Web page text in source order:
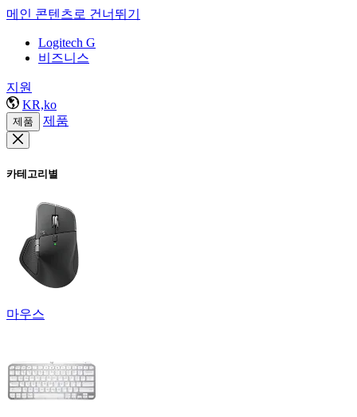
메인 콘텐츠로 건너뛰기
Logitech G
비즈니스
지원
KR,ko
제품 제품
카테고리별
마우스